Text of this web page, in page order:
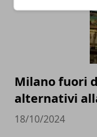
Milano fuori
alternativi
18/10/2024